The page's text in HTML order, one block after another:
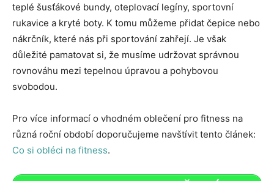
teplé šusťákové bundy, oteplovací legíny, sportovní
rukavice a kryté boty. K tomu můžeme přidat čepice nebo
nákrčník, které nás při sportování zahřejí. Je však
důležité pamatovat si, že musíme udržovat správnou
rovnováhu mezi tepelnou úpravou a pohybovou
svobodou.
Pro více informací o vhodném oblečení pro fitness na
různá roční období doporučujeme navštívit tento článek:
Co si obléci na fitness.